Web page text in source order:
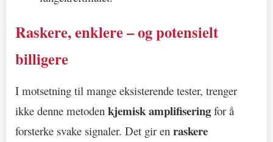
Raskere, enklere – og potensielt
billigere
I motsetning til mange eksisterende tester, trenger
ikke denne metoden kjemisk amplifisering for å
forsterke svake signaler. Det gir en raskere